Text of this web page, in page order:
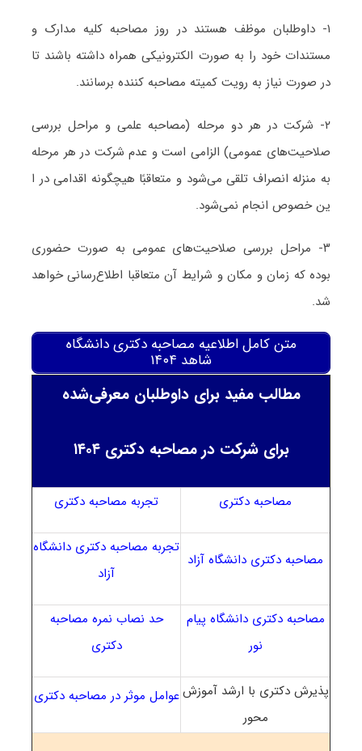
۱- داوطلبان موظف هستند در روز مصاحبه کلیه مدارک و
مستندات خود را به صورت الکترونیکی همراه داشته باشند تا
در صورت نیاز به رویت کمیته مصاحبه کننده برسانند.
۲- شرکت در هر دو مرحله (مصاحبه علمی و مراحل بررسی
صلاحیت‌های عمومی) الزامی است و عدم شرکت در هر مرحله
به منزله انصراف تلقی می‌شود و متعاقبًا هیچگونه اقدامی در ا
ین خصوص انجام نمی‌شود.
۳- مراحل بررسی صلاحیت‌های عمومی به صورت حضوری
بوده که زمان و مکان و شرایط آن متعاقبا اطلاع‌رسانی خواهد
شد.
متن کامل اطلاعیه مصاحبه دکتری دانشگاه
شاهد ۱۴۰۴
مطالب مفید برای داوطلبان معرفی‌شده
برای شرکت در مصاحبه دکتری ۱۴۰۴
مصاحبه دکتری تجربه مصاحبه دکتری
مصاحبه دکتری دانشگاه آزاد
تجربه مصاحبه دکتری دانشگاه
آزاد
مصاحبه دکتری دانشگاه پیام
نور
حد نصاب نمره مصاحبه
دکتری
پذیرش دکتری با ارشد آموزش
محور
عوامل موثر در مصاحبه دکتری